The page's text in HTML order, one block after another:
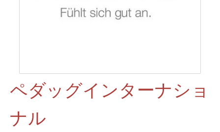
ペダッグインターナショ
ナル